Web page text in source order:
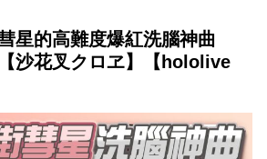
星的高難度爆紅洗腦神曲
【沙花叉クロヱ】【hololive